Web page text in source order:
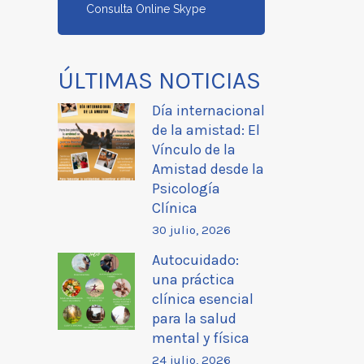
Consulta Online Skype
ÚLTIMAS NOTICIAS
Día internacional
de la amistad: El
Vínculo de la
Amistad desde la
Psicología
Clínica
30 julio, 2026
Autocuidado:
una práctica
clínica esencial
para la salud
mental y física
24 julio, 2026